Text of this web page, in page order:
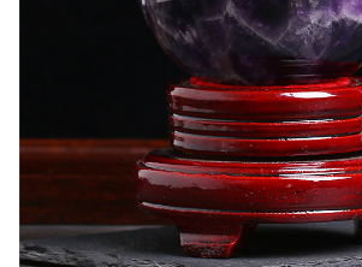
Ngày hết hạn:
Điều kiện: